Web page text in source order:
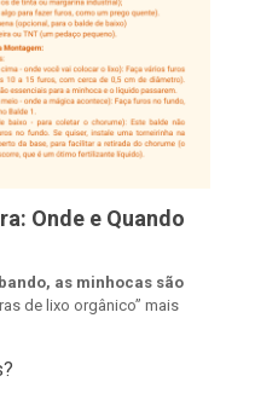
Onde e Quando
as minhocas são
de lixo orgânico” mais